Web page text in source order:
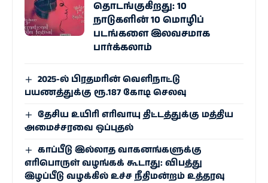
தொடங்குகிறது: 10
நாடுகளின் 10 மொழிப்
படங்களை இலவசமாக
பார்க்கலாம்
2025-ல் பிரதமரின் வெளிநாட்டு
பயணத்துக்கு ரூ.187 கோடி செலவு
தேசிய உயிரி எரி​வாயு திட்டத்துக்கு மத்திய
அமைச்சரவை ஒப்புதல்
காப்பீடு இல்லாத வாகனங்களுக்கு
எரிபொருள் வழங்கக் கூடாது: விபத்து
இழப்பீடு வழக்கில் உச்ச நீதிமன்றம் உத்தரவு